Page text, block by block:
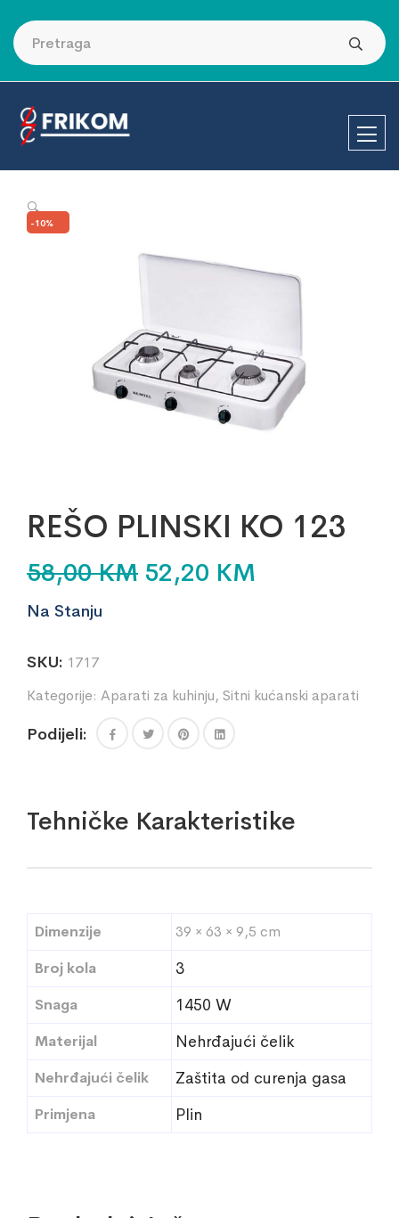
🔍
-10%
REŠO PLINSKI KO 123
58,00KM 52,20 KM
Na Stanju
SKU: 1717
Kategorije: Aparati za kuhinju, Sitni kućanski aparati
Podijeli:
Tehničke Karakteristike
Dimenzije
39 × 63 × 9,5 cm
Broj kola
3
Snaga 1450 W
Materijal Nehrđajući čelik
Nehrđajući čelik Zaštita od curenja gasa
Primjena Plin